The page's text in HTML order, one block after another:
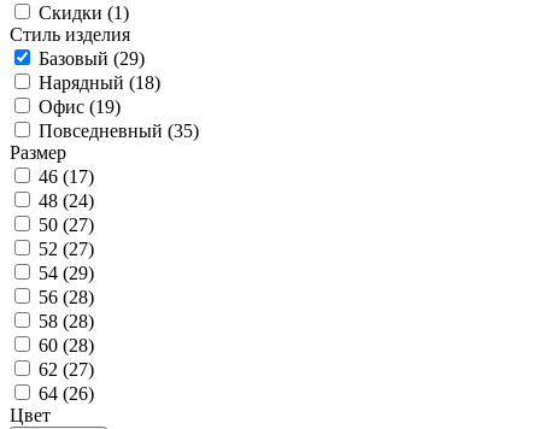
Скидки (1)
Стиль изделия
Базовый (29)
Нарядный (18)
Офис (19)
Повседневный (35)
Размер
46 (17)
48 (24)
50 (27)
52 (27)
54 (29)
56 (28)
58 (28)
60 (28)
62 (27)
64 (26)
Цвет